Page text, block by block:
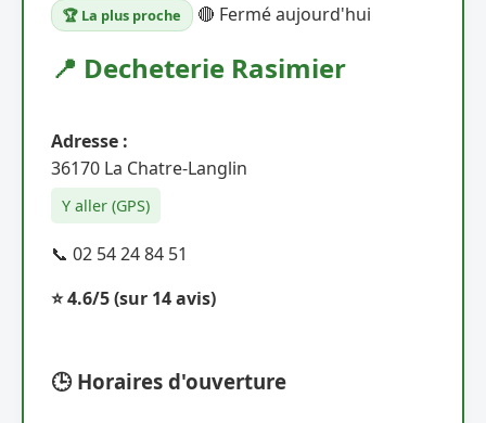
🏆 La plus proche 🔴 Fermé aujourd'hui
📍 Decheterie Rasimier
Adresse :
36170 La Chatre-Langlin
Y aller (GPS)
📞 02 54 24 84 51
⭐ 4.6/5(sur 14 avis)
🕒 Horaires d'ouverture